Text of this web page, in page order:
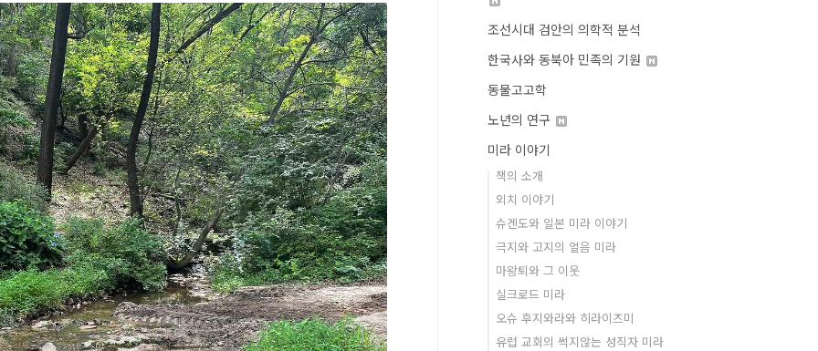
조선시대 검안의 의학적 분석
한국사와 동북아 민족의 기원
동물고고학
노년의 연구
미라 이야기
책의 소개
외치 이야기
슈겐도와 일본 미라 이야기
극지와 고지의 얼음 미라
마왕퇴와 그 이웃
실크로드 미라
오슈 후지와라와 히라이즈미
유럽 교회의 썩지않는 성직자 미라